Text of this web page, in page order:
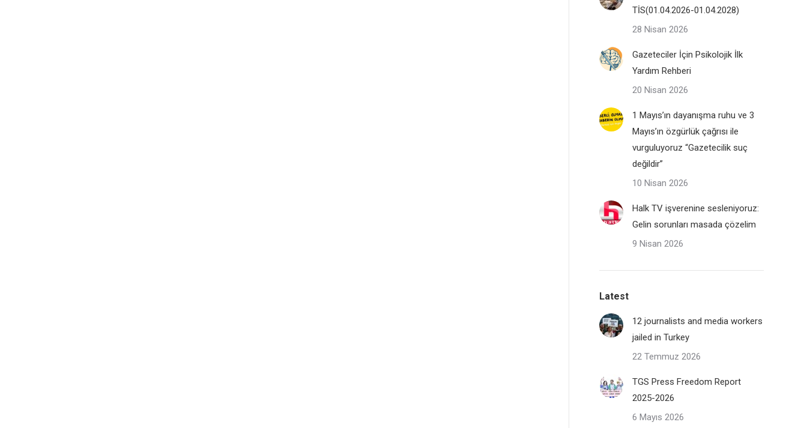
TİS(01.04.2026-01.04.2028)
28 Nisan 2026
Gazeteciler İçin Psikolojik İlk
Yardım Rehberi
20 Nisan 2026
1 Mayıs’ın dayanışma ruhu ve 3
Mayıs’ın özgürlük çağrısı ile
vurguluyoruz “Gazetecilik suç
değildir”
10 Nisan 2026
Halk TV işverenine sesleniyoruz:
Gelin sorunları masada çözelim
9 Nisan 2026
Latest
12 journalists and media workers
jailed in Turkey
22 Temmuz 2026
TGS Press Freedom Report
2025-2026
6 Mayıs 2026